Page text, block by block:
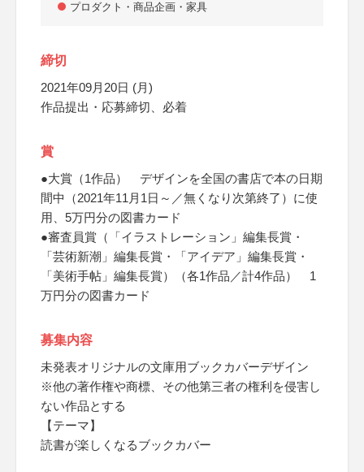
プロダクト・商品企画・家具
締切
2021年09月20日 (月)
作品提出・応募締切、必着
賞
●大賞（1作品） デザインを全国の書店で本の日期
間中（2021年11月1日～／無くなり次第終了）に使
用、5万円分の図書カード
●審査員賞（「イラストレーション」編集長賞・
「芸術新潮」編集長賞・「アイデア」編集長賞・
「美術手帖」編集長賞）（各1作品／計4作品） 1
万円分の図書カード
募集内容
未発表オリジナルの文庫用ブックカバーデザイン
※他の著作権や商標、その他第三者の権利を侵害し
ない作品とする
【テーマ】
読書が楽しくなるブックカバー